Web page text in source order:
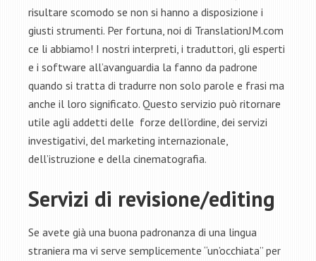
risultare scomodo se non si hanno a disposizione i
giusti strumenti. Per fortuna, noi di TranslationJM.com
ce li abbiamo! I nostri interpreti, i traduttori, gli esperti
e i software all’avanguardia la fanno da padrone
quando si tratta di tradurre non solo parole e frasi ma
anche il loro significato. Questo servizio può ritornare
utile agli addetti delle forze dell’ordine, dei servizi
investigativi, del marketing internazionale,
dell’istruzione e della cinematografia.
Servizi di revisione/editing
Se avete già una buona padronanza di una lingua
straniera ma vi serve semplicemente “un’occhiata” per